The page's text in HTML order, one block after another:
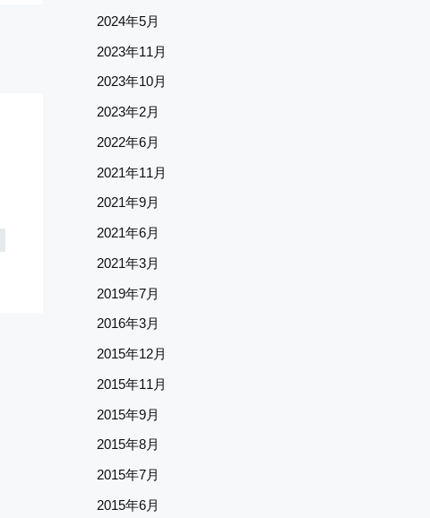
2024年5月
2023年11月
2023年10月
2023年2月
2022年6月
2021年11月
2021年9月
2021年6月
2021年3月
2019年7月
2016年3月
2015年12月
2015年11月
2015年9月
2015年8月
2015年7月
2015年6月